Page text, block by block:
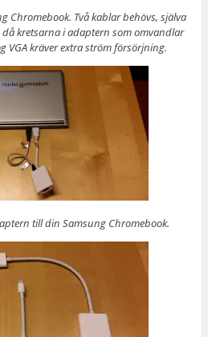
Chromebook. Två kablar behövs, själva
kretsarna i adaptern som omvandlar
VGA kräver extra ström försörjning.
till din Samsung Chromebook.